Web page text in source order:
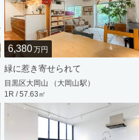
6,380万円
緑に惹き寄せられて
目黒区大岡山 （大岡山駅）
1R / 57.63㎡